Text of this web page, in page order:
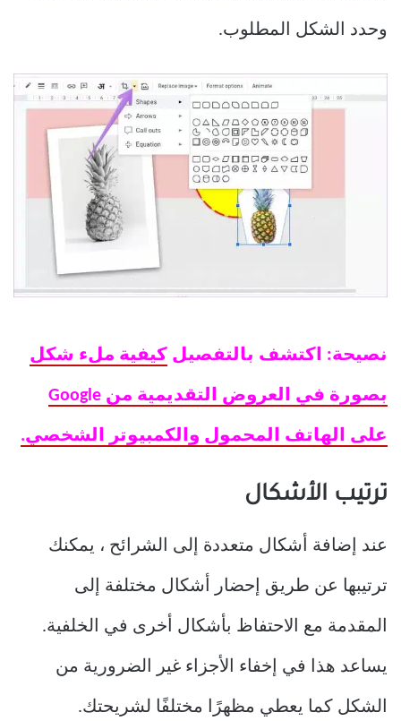
وحدد الشكل المطلوب.
نصيحة: اكتشف بالتفصيل كيفية ملء شكل
بصورة في العروض التقديمية من Google
على الهاتف المحمول والكمبيوتر الشخصي.
ترتيب الأشكال
عند إضافة أشكال متعددة إلى الشرائح ، يمكنك
ترتيبها عن طريق إحضار أشكال مختلفة إلى
المقدمة مع الاحتفاظ بأشكال أخرى في الخلفية.
يساعد هذا في إخفاء الأجزاء غير الضرورية من
الشكل كما يعطي مظهرًا مختلفًا لشريحتك.